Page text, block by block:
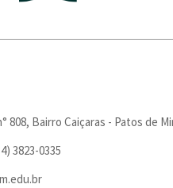
808, Bairro Caiçaras - Patos de
3823-0335